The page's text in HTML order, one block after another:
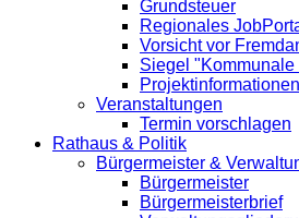
Grundsteuer
Regionales
Vorsicht vor
Siegel
Projektinformationen
Veranstaltungen
Termin vorschlagen
Rathaus & Politik
Bürgermeister &
Bürgermeister
Bürgermeisterbrief